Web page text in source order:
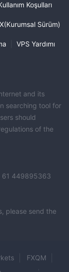
Koşulları
Sürüm)
VPS Yardımı
and its
searching tool for
should
of the
61 449895363
please send the
FXQM